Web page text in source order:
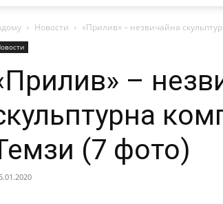
Новости «Прилив» – незвичайна
–
(7 фото)